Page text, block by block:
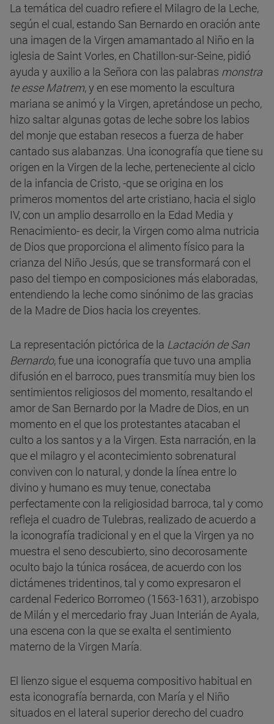
La temática del cuadro refiere el Milagro de la Leche,
según el cual, estando San Bernardo en oración ante
una imagen de la Virgen amamantado al Niño en la
iglesia de Saint Vorles, en Chatillon-sur-Seine, pidió
ayuda y auxilio a la Señora con las palabras monstra
te esse Matrem, y en ese momento la escultura
mariana se animó y la Virgen, apretándose un pecho,
hizo saltar algunas gotas de leche sobre los labios
del monje que estaban resecos a fuerza de haber
cantado sus alabanzas. Una iconografía que tiene su
origen en la Virgen de la leche, perteneciente al ciclo
de la infancia de Cristo, -que se origina en los
primeros momentos del arte cristiano, hacia el siglo
IV, con un amplio desarrollo en la Edad Media y
Renacimiento- es decir, la Virgen como alma nutricia
de Dios que proporciona el alimento físico para la
crianza del Niño Jesús, que se transformará con el
paso del tiempo en composiciones más elaboradas,
entendiendo la leche como sinónimo de las gracias
de la Madre de Dios hacia los creyentes.
La representación pictórica de la Lactación de San
Bernardo, fue una iconografía que tuvo una amplia
difusión en el barroco, pues transmitía muy bien los
sentimientos religiosos del momento, resaltando el
amor de San Bernardo por la Madre de Dios, en un
momento en el que los protestantes atacaban el
culto a los santos y a la Virgen. Esta narración, en la
que el milagro y el acontecimiento sobrenatural
conviven con lo natural, y donde la línea entre lo
divino y humano es muy tenue, conectaba
perfectamente con la religiosidad barroca, tal y como
refleja el cuadro de Tulebras, realizado de acuerdo a
la iconografía tradicional y en el que la Virgen ya no
muestra el seno descubierto, sino decorosamente
oculto bajo la túnica rosácea, de acuerdo con los
dictámenes tridentinos, tal y como expresaron el
cardenal Federico Borromeo (1563-1631), arzobispo
de Milán y el mercedario fray Juan Interián de Ayala,
una escena con la que se exalta el sentimiento
materno de la Virgen María.
El lienzo sigue el esquema compositivo habitual en
esta iconografía bernarda, con María y el Niño
situados en el lateral superior derecho del cuadro